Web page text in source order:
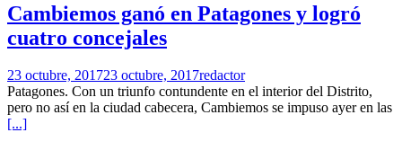
Cambiemos ganó en Patagones y logró
cuatro concejales
23 octubre, 201723 octubre, 2017redactor
Patagones. Con un triunfo contundente en el interior del Distrito,
pero no así en la ciudad cabecera, Cambiemos se impuso ayer en las
[...]